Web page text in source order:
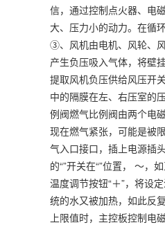
信，通过控制点火器、电
大、压力小的动力。在循
③、风机由电机、风轮、
产生负压吸入气体，将壁
提取风机负压供给风压开
中的隔膜在左、右压室的
例阀燃气比例阀由两个电
现在燃气紧张，可能是被
气入口接口，插上电源插
的“”开关在“”位置， ～
温度调节按钮“＋”，将设
统的水又被加热，如此反
上限值时，主控板控制电